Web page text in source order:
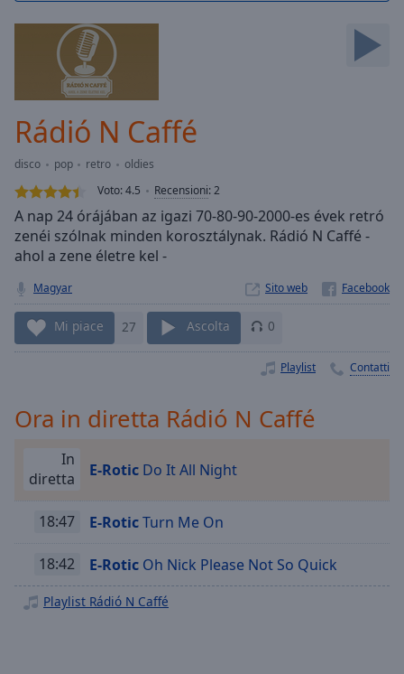
0:00
Duration -:-
0.00%
Stream
TypeLIVE
Seek to
live,
currently
live LIVE
Remaining
Time-
Rate
Chapters
Descriptions
descriptions
selected
Rádió N Caffé
disco pop retro
oldies
Voto:4.5 Recensioni:2
A nap 24 órájában az igazi 70-80-90-2000-es évek retró
zenéi szólnak minden korosztálynak. Rádió N Caffé -
ahol a zene életre kel -
Magyar Sito web
Mi piace 27 Ascolta 0
Playlist Contatti
Ora in diretta Rádió N Caffé
In
diretta
E-Rotic Do It All Night
18:47 E-RoticTurn Me On
18:42 E-Rotic Oh Nick Please Not So Quick
Playlist Rádió N Caffé